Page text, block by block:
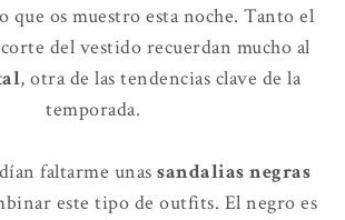
que os muestro esta noche. Tanto el
del vestido recuerdan mucho al
, otra de las tendencias clave de la
temporada.
faltarme unassandalias negras
este tipo de outfits. El negro es